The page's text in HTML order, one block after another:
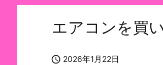
エアコンを買
 2026年1月22日